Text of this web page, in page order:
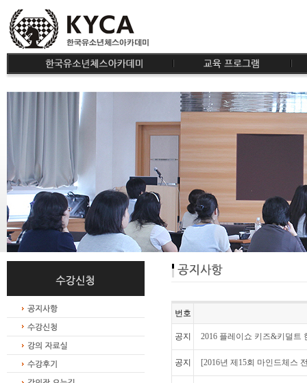
번호
공지 2016 플레이쇼 키즈&키덜트
공지 [2016년 제15회 마인드체스